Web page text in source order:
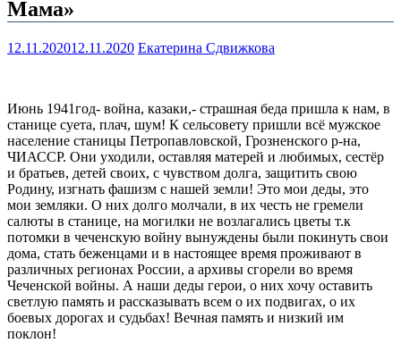
Мама»
12.11.202012.11.2020 Екатерина Сдвижкова
Июнь 1941год- война, казаки,- страшная беда пришла к нам, в
станице суета, плач, шум! К сельсовету пришли всё мужское
население станицы Петропавловской, Грозненского р-на,
ЧИАССР. Они уходили, оставляя матерей и любимых, сестёр
и братьев, детей своих, с чувством долга, защитить свою
Родину, изгнать фашизм с нашей земли! Это мои деды, это
мои земляки. О них долго молчали, в их честь не гремели
салюты в станице, на могилки не возлагались цветы т.к
потомки в чеченскую войну вынуждены были покинуть свои
дома, стать беженцами и в настоящее время проживают в
различных регионах России, а архивы сгорели во время
Чеченской войны. А наши деды герои, о них хочу оставить
светлую память и рассказывать всем о их подвигах, о их
боевых дорогах и судьбах! Вечная память и низкий им
поклон!